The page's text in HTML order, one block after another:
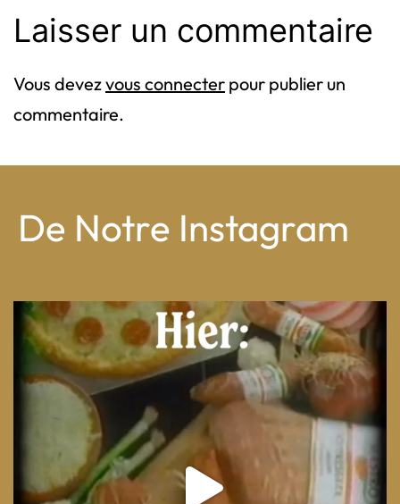
Laisser un commentaire
Vous devezvous connecter pour publier un
commentaire.
De Notre Instagram
From wood-paneled basements to candlelit condo...
8 0